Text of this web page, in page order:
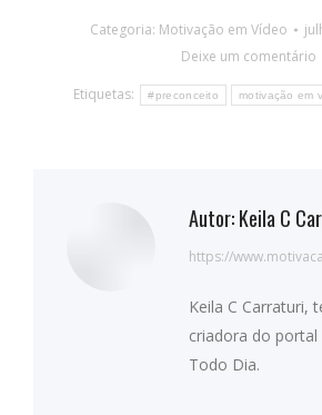
Categoria: Motivação em Vídeo
Deixe um comentário
Etiquetas:
#preconceito motivação em
Autor:Keila C
https://
Keila C Carraturi,
criadora do
Todo Dia.